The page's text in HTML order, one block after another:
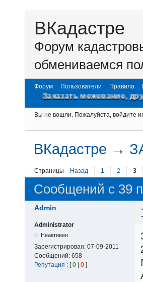
ВКадастре
Форум
обмениваемся
Форум Пользователи Правила
межевание, другие
Вы не вошли. Пожалуйста, войдите
ВКадастре →
Страницы Назад 1 2 3
Сообщений с 39
Admin
Administrator
Неактивен
Зарегистрирован: 07-09-2011
Сообщений: 658
Репутация : [0 | 0 ]